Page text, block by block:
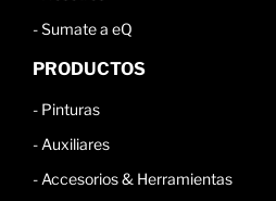
-Sumate a eQ
PRODUCTOS
- Pinturas
- Auxiliares
- Accesorios & Herramientas